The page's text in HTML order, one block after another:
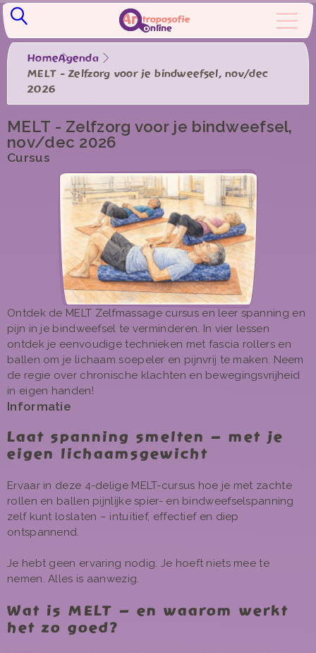
HomeAgenda
MELT - Zelfzorg voor je bindweefsel, nov/dec
2026
MELT - Zelfzorg voor je bindweefsel,
nov/dec 2026
Cursus
Ontdek de MELT Zelfmassage cursus en leer spanning en
pijn in je bindweefsel te verminderen. In vier lessen
ontdek je eenvoudige technieken met fascia rollers en
ballen om je lichaam soepeler en pijnvrij te maken. Neem
de regie over chronische klachten en bewegingsvrijheid
in eigen handen!
Informatie
Laat spanning smelten – met je
eigen lichaamsgewicht
Ervaar in deze 4-delige MELT-cursus hoe je met zachte
rollen en ballen pijnlijke spier- en bindweefselspanning
zelf kunt loslaten – intuïtief, effectief en diep
ontspannend.
Je hebt geen ervaring nodig. Je hoeft niets mee te
nemen. Alles is aanwezig.
Wat is MELT – en waarom werkt
het zo goed?